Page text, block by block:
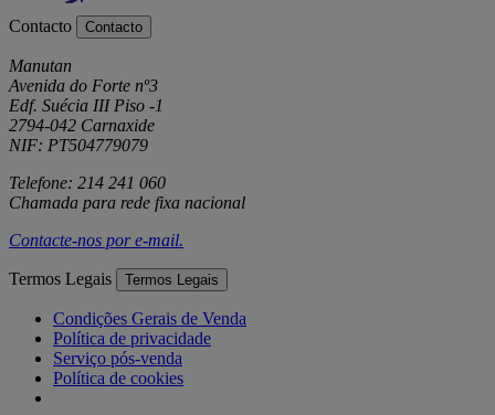
Contacto Contacto
Manutan
Avenida do Forte nº3
Edf. Suécia III Piso -1
2794-042 Carnaxide
NIF: PT504779079
Telefone: 214 241 060
Chamada para rede fixa nacional
Contacte-nos pore-mail.
Termos Legais Termos Legais
Condições Gerais de Venda
Política de privacidade
Serviço pós-venda
Política de cookies